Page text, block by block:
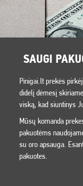
SAUGI
Pinigai.lt prekės
didelį dėmesį
viską, kad siuntinys
Mūsų komanda
pakuotėms
su oro apsauga.
pakuotes.